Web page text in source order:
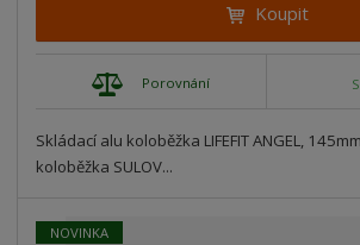
Koupit
Porovnání
Skládací alu koloběžka LIFEFIT ANGEL,
koloběžka SULOV...
NOVINKA